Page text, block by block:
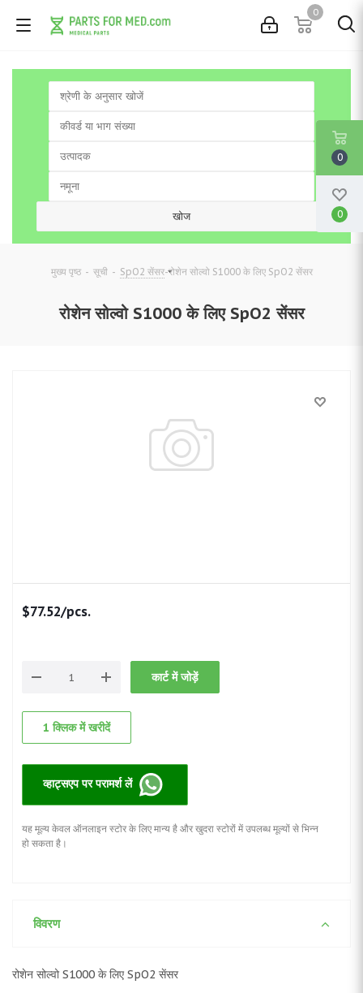
0
मुख्य पृष्ठ - सूची - SpO2 सेंसर-रोशेन सोल्वो S1000 के लिए SpO2 सेंसर
रोशेन सोल्वो S1000 के लिए SpO2 सेंसर
$77.52/pcs.
कार्ट में जोड़ें
1 क्लिक में खरीदें
व्हाट्सएप पर परामर्श लें
यह मूल्य केवल ऑनलाइन स्टोर के लिए मान्य है और खुदरा स्टोरों में उपलब्ध मूल्यों से भिन्न
हो सकता है।
विवरण
रोशेन सोल्वो S1000 के लिए SpO2 सेंसर
0
0